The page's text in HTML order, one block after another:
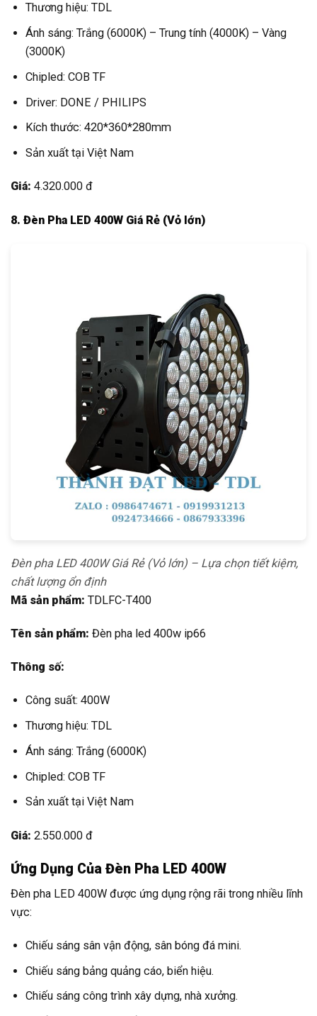
Thương hiệu: TDL
Ánh sáng: Trắng (6000K) – Trung tính (4000K) – Vàng
(3000K)
Chipled: COB TF
Driver: DONE / PHILIPS
Kích thước: 420*360*280mm
Sản xuất tại Việt Nam
Giá: 4.320.000 đ
8. Đèn Pha LED 400W Giá Rẻ (Vỏ lớn)
Đèn pha LED 400W Giá Rẻ (Vỏ lớn) – Lựa chọn tiết kiệm,
chất lượng ổn định
Mã sản phẩm: TDLFC-T400
Tên sản phẩm: Đèn pha led 400w ip66
Thông số:
Công suất: 400W
Thương hiệu: TDL
Ánh sáng: Trắng (6000K)
Chipled: COB TF
Sản xuất tại Việt Nam
Giá: 2.550.000 đ
Ứng Dụng Của Đèn Pha LED 400W
Đèn pha LED 400W được ứng dụng rộng rãi trong nhiều lĩnh
vực:
Chiếu sáng sân vận động, sân bóng đá mini.
Chiếu sáng bảng quảng cáo, biển hiệu.
Chiếu sáng công trình xây dựng, nhà xưởng.